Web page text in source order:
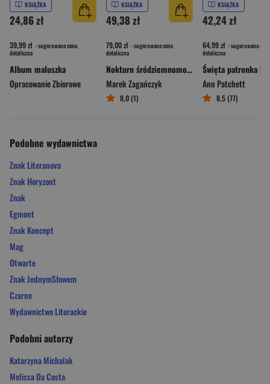
KSIĄŻKA
24,86 zł
39,99 zł - sugerowana cena
detaliczna
Album maluszka
Opracowanie Zbiorowe
KSIĄŻKA
49,38 zł
79,00 zł - sugerowana cena
detaliczna
Nokturn śródziemnomorski
Marek Zagańczyk
8,0 (1)
KSIĄŻKA
42,24 zł
64,99 zł - sugerowana cena
detaliczna
Ann Patchett
8,5 (77)
Podobne wydawnictwa
Znak Literanova
Znak Horyzont
Znak
Egmont
Znak Koncept
Mag
Otwarte
Znak JednymSłowem
Czarne
Wydawnictwo Literackie
Podobni autorzy
Katarzyna Michalak
Melissa Da Costa